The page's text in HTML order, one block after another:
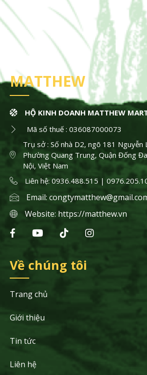
MATTHEW
HỘ KINH DOANH MATTHEW
Mã số thuế : 036087000073
Trụ sở : Số nhà D2, ngõ 181 Nguyễn
Phường Quang Trung, Quận Đống
Nội, Việt Nam
Liên hệ: 0936.488.515 |
Email:
Website: https://matthew.vn
Về chúng tôi
Trang chủ
Giới thiệu
Tin tức
Liên hệ